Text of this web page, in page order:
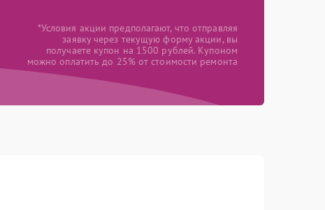
*Условия акции предполагают, что отправляя
заявку через текущую форму акции, вы
получаете купон на 1500 рублей. Купоном
можно оплатить до 25% от стоимости ремонта